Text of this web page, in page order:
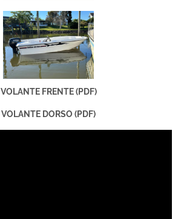
VOLANTE FRENTE (PDF)
VOLANTE DORSO (PDF)